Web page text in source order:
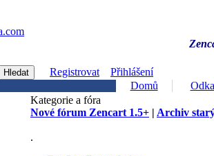
Registrovat
Přihlášení
Domů
Kategorie a fóra
Nové fórum Zencart 1.5+ | Archiv
.